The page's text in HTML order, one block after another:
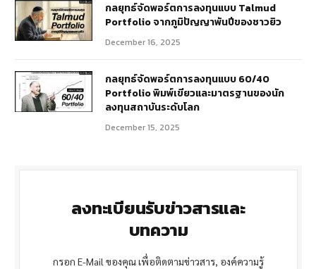
กลยุทธ์จัดพอร์ตการลงทุนแบบ Talmud
Portfolio จากภูมิปัญญาพันปีของชาวยิว
December 16, 2025
กลยุทธ์จัดพอร์ตการลงทุนแบบ 60/40
Portfolio พิมพ์เขียวและมาตรฐานของนัก
ลงทุนสถาบันระดับโลก
December 15, 2025
ลงทะเบียนรับข่าวสารและ
บทความ
กรอก E-Mail ของคุณ เพื่อติดตามข่าวสาร, องค์ความรู้